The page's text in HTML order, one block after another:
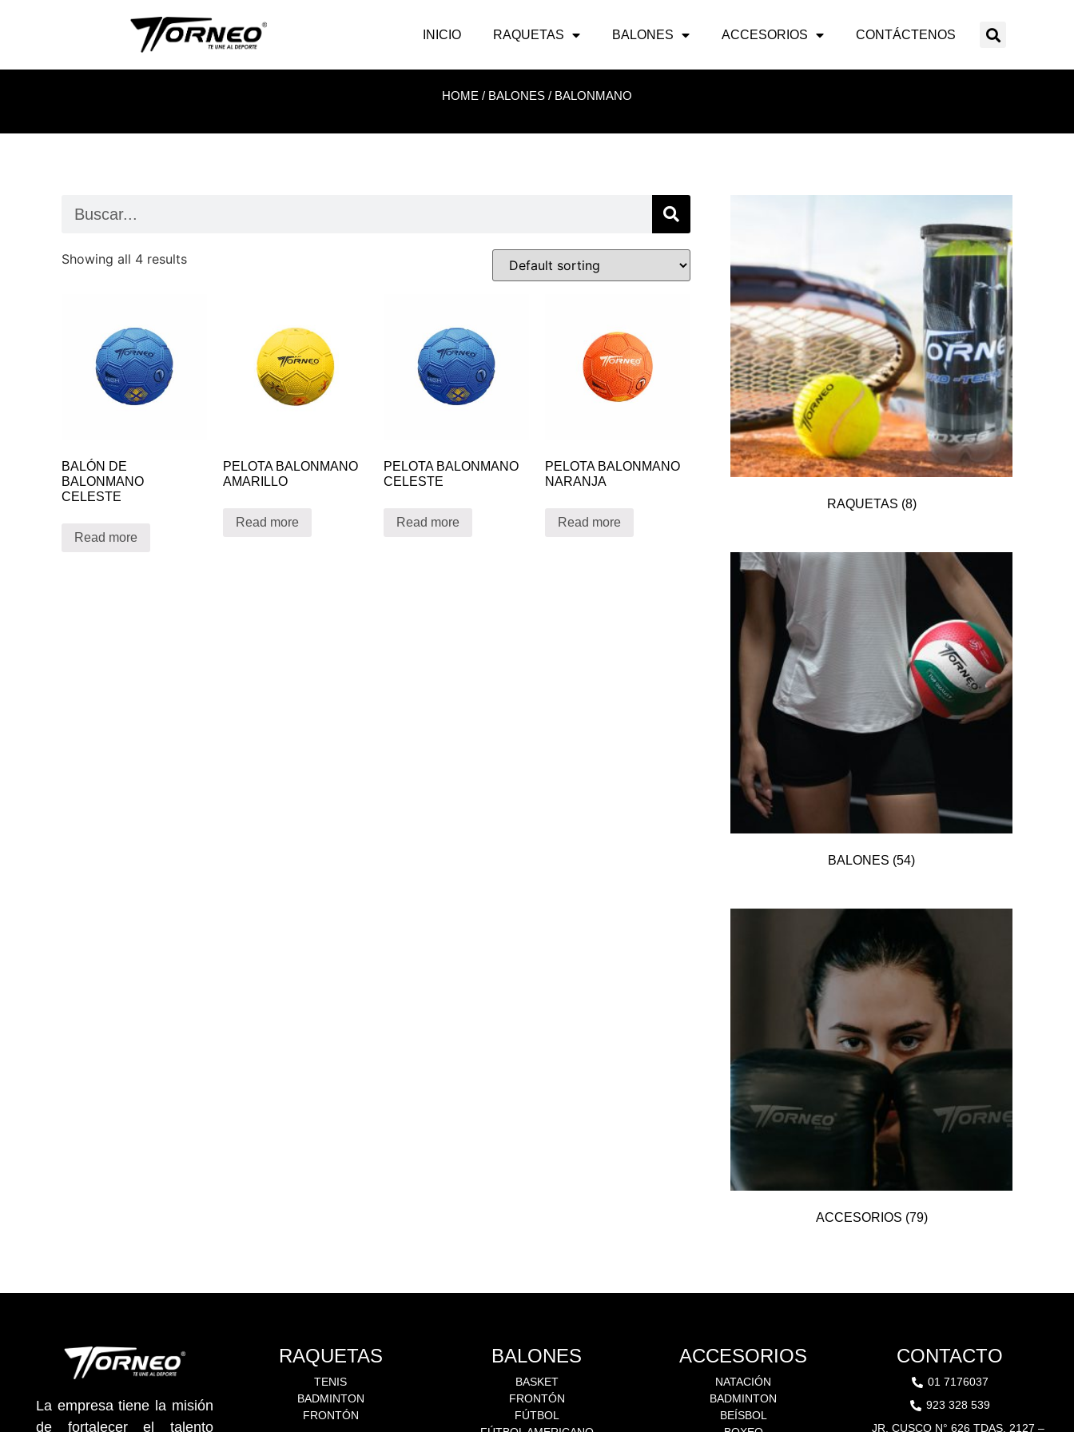
INICIO RAQUETAS BALONES ACCESORIOS CONTÁCTENOS
HOME / BALONES / BALONMANO
Showing all 4 results
BALÓN DE
BALONMANO
CELESTE
Read more
PELOTA BALONMANO
AMARILLO
Read more
PELOTA BALONMANO
CELESTE
Read more
PELOTA BALONMANO
NARANJA
Read more
RAQUETAS (8)
BALONES (54)
ACCESORIOS (79)
La empresa tiene la misión
de fortalecer el talento
RAQUETAS
TENIS
BADMINTON
FRONTÓN
BALONES
BASKET
FRONTÓN
FÚTBOL
ACCESORIOS
NATACIÓN
BADMINTON
BEÍSBOL
CONTACTO
01 7176037
923 328 539
JR. CUSCO N° 626 TDAS. 2127 –